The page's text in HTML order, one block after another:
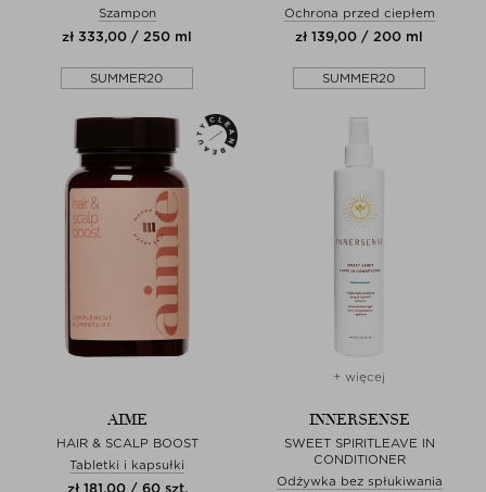
Szampon
zł 333,00 / 250 ml
SUMMER20
Ochrona przed ciepłem
zł 139,00 / 200 ml
SUMMER20
AIME
HAIR & SCALP BOOST
Tabletki i kapsułki
zł 181,00 / 60 szt.
+ więcej
INNERSENSE
SWEET SPIRITLEAVE IN
CONDITIONER
Odżywka bez spłukiwania